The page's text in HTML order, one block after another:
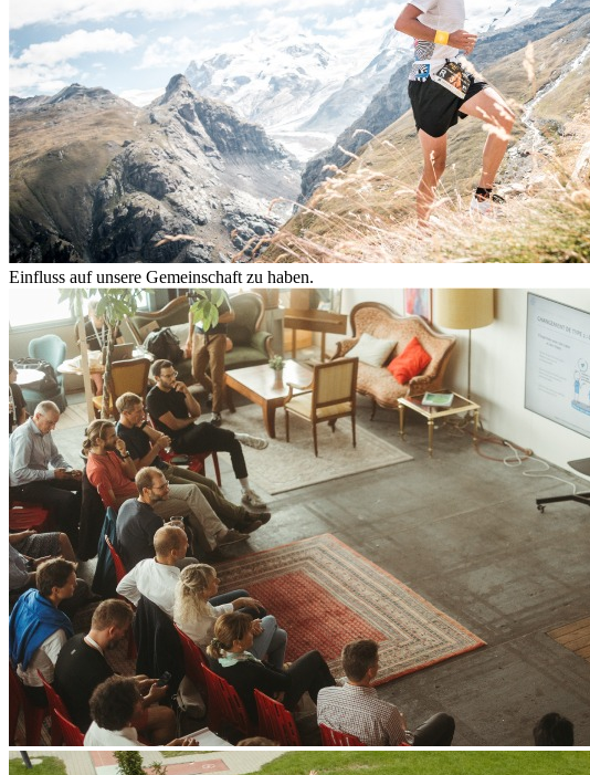
Einfluss auf unsere Gemeinschaft zu haben.